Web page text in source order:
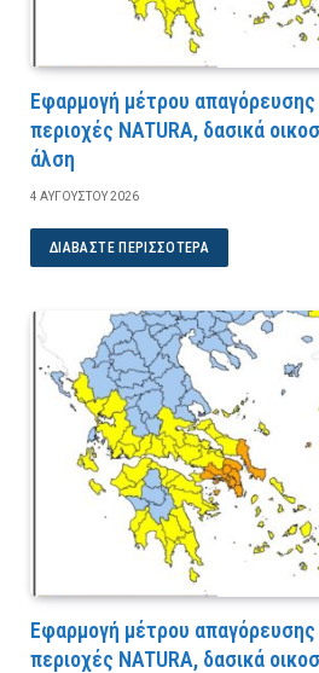
Εφαρμογή μέτρου απαγόρευσης
περιοχές NATURA, δασικά
άλση
4 ΑΥΓΟΎΣΤΟΥ 2026
ΔΙΑΒΆΣΤΕ ΠΕΡΙΣΣΌΤΕΡΑ
Εφαρμογή μέτρου απαγόρευσης
περιοχές NATURA, δασικά